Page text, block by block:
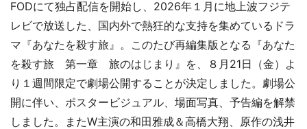
FODにて独占配信を開始し、2026年１月に地上波フジテ
レビで放送した、国内外で熱狂的な支持を集めているドラ
マ『あなたを殺す旅』。このたび再編集版となる『あなた
を殺す旅 第一章 旅のはじまり』を、８月21日（金）よ
り１週間限定で劇場公開することが決定しました。劇場公
開に伴い、ポスタービジュアル、場面写真、予告編を解禁
しました。またW主演の和田雅成＆高橋大翔、原作の浅井